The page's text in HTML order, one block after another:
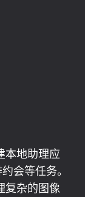
本地助理应
会等任务。
复杂的图像